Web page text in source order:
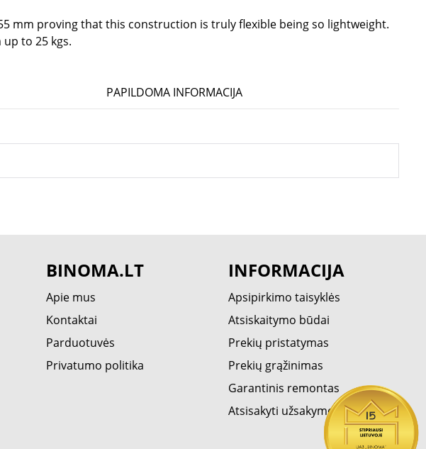
mm proving that this construction is truly flexible being so lightweight.
to 25 kgs.
PAPILDOMA INFORMACIJA
BINOMA.LT
Apie mus
Kontaktai
Parduotuvės
Privatumo politika
INFORMACIJA
Apsipirkimo taisyklės
Atsiskaitymo būdai
Prekių pristatymas
Prekių grąžinimas
Garantinis remontas
Atsisakyti užsakymo